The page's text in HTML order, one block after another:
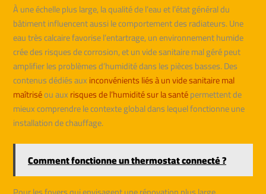
À une échelle plus large, la qualité de l’eau et l’état général du
bâtiment influencent aussi le comportement des radiateurs. Une
eau très calcaire favorise l’entartrage, un environnement humide
crée des risques de corrosion, et un vide sanitaire mal géré peut
amplifier les problèmes d’humidité dans les pièces basses. Des
contenus dédiés auxinconvénients liés à un vide sanitaire mal
maîtriséou auxrisques de l’humidité sur la santépermettent de
mieux comprendre le contexte global dans lequel fonctionne une
installation de chauffage.
Comment fonctionne un thermostat connecté ?